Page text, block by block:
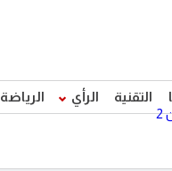
التقنية الرأي الرياضة